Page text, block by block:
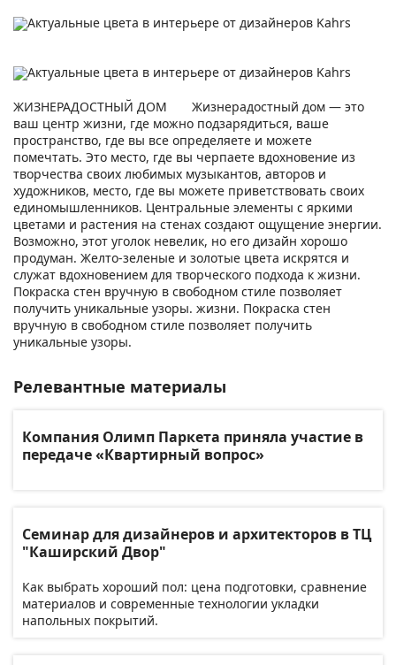
ЖИЗНЕРАДОСТНЫЙ ДОМ
Жизнерадостный дом — это
ваш центр жизни, где можно подзарядиться, ваше
пространство, где вы все определяете и можете
помечтать. Это место, где вы черпаете вдохновение из
творчества своих любимых музыкантов, авторов и
художников, место, где вы можете приветствовать своих
единомышленников. Центральные элементы с яркими
цветами и растения на стенах создают ощущение энергии.
Возможно, этот уголок невелик, но его дизайн хорошо
продуман. Желто-зеленые и золотые цвета искрятся и
служат вдохновением для творческого подхода к жизни.
Покраска стен вручную в свободном стиле позволяет
получить уникальные узоры. жизни. Покраска стен
вручную в свободном стиле позволяет получить
уникальные узоры.
Релевантные материалы
Компания Олимп Паркета приняла участие в
передаче «Квартирный вопрос»
Семинар для дизайнеров и архитекторов в ТЦ
"Каширский Двор"
Как выбрать хороший пол: цена подготовки, сравнение
материалов и современные технологии укладки
напольных покрытий.